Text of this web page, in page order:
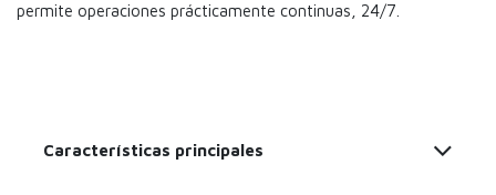
permite operaciones prácticamente continuas, 24/7.
Características principales